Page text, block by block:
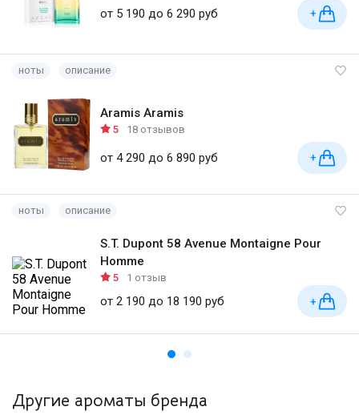
от 5 190 до 6 290 руб +
ноты описание
Aramis Aramis
5 18 отзывов
от 4 290 до 6 890 руб +
ноты описание
S.T. Dupont 58 Avenue Montaigne Pour
Homme
5 1 отзыв
от 2 190 до 18 190 руб +
Другие ароматы бренда